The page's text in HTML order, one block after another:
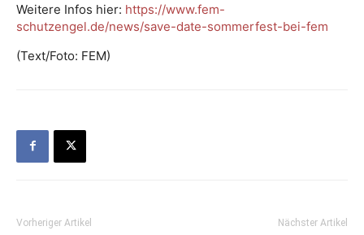
Weitere Infos hier: https://www.fem-
schutzengel.de/news/save-date-sommerfest-bei-fem
(Text/Foto: FEM)
Vorheriger Artikel Nächster Artikel